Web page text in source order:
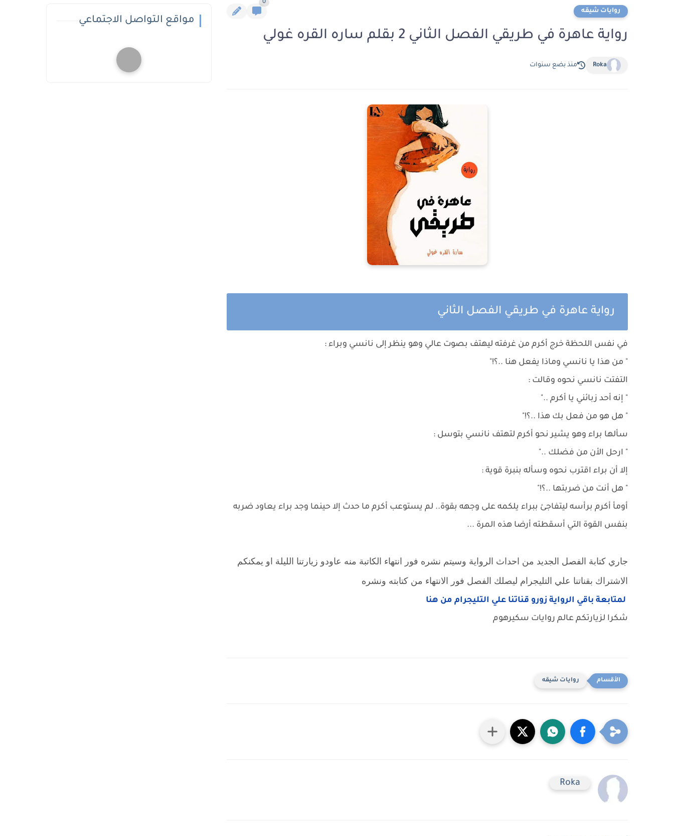
روايات شيقه
0
رواية عاهرة في طريقي الفصل الثاني 2 بقلم ساره القره غولي
Roka منذ بضع سنوات
رواية عاهرة في طريقي الفصل الثاني
في نفس اللحظة خرج أكرم من غرفته ليهتف بصوت عالي وهو ينظر إلى نانسي وبراء :
" من هذا يا نانسي وماذا يفعل هنا ..؟!"
التفتت نانسي نحوه وقالت :
" إنه أحد زبائني يا أكرم .."
" هل هو من فعل بك هذا ..؟!"
سألها براء وهو يشير نحو أكرم لتهتف نانسي بتوسل :
" ارحل الأن من فضلك .."
إلا أن براء اقترب نحوه وسأله بنبرة قوية :
" هل أنت من ضربتها ..؟!"
أومأ أكرم برأسه ليتفاجئ ببراء يلكمه على وجهه بقوة.. لم يستوعب أكرم ما حدث إلا حينما وجد براء يعاود ضربه
بنفس القوة التي أسقطته أرضا هذه المرة ...
جاري كتابة الفصل الجديد من احداث الرواية وسيتم نشره فور انتهاء الكاتبة منه عاودو زيارتنا الليلة او يمكنكم
الاشتراك بقناتنا علي التليجرام ليصلك الفصل فور الانتهاء من كتابته ونشره
لمتابعة باقي الرواية زورو قناتنا علي التليجرام من هنا
شكرا لزيارتكم عالم روايات سكيرهوم
روايات شيقه
Roka
مواقع التواصل الاجتماعي